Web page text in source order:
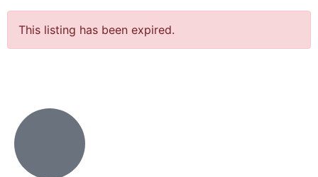
This listing has been expired.